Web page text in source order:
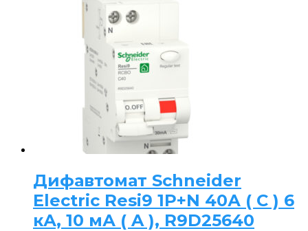
Дифавтомат Schneider
Electric Resi9 1P+N 40А ( C ) 6
кА, 10 мА ( A ), R9D25640